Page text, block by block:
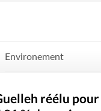
Environement
réélu pour